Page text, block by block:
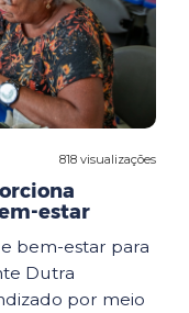
818 visualizações
estar
bem-estar para
Dutra
por meio